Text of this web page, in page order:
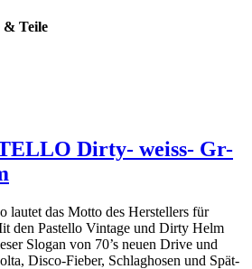
& Teile
Dirty- weiss- Gr-
lautet das Motto des Herstellers für
den Pastello Vintage und Dirty Helm
Slogan von 70’s neuen Drive und
Disco-Fieber, Schlaghosen und Spät-